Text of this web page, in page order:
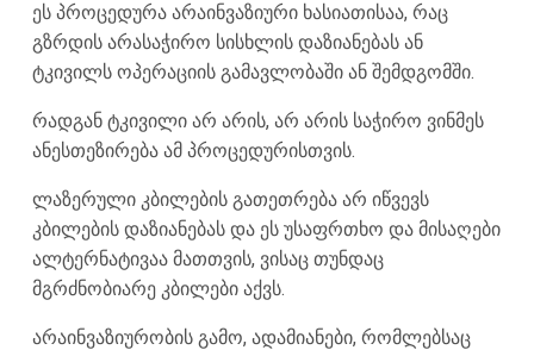
ეს პროცედურა არაინვაზიური ხასიათისაა, რაც
გზრდის არასაჭირო სისხლის დაზიანებას ან
ტკივილს ოპერაციის გამავლობაში ან შემდგომში.
რადგან ტკივილი არ არის, არ არის საჭირო ვინმეს
ანესთეზირება ამ პროცედურისთვის.
ლაზერული კბილების გათეთრება არ იწვევს
კბილების დაზიანებას და ეს უსაფრთხო და მისაღები
ალტერნატივაა მათთვის, ვისაც თუნდაც
მგრძნობიარე კბილები აქვს.
არაინვაზიურობის გამო, ადამიანები, რომლებსაც